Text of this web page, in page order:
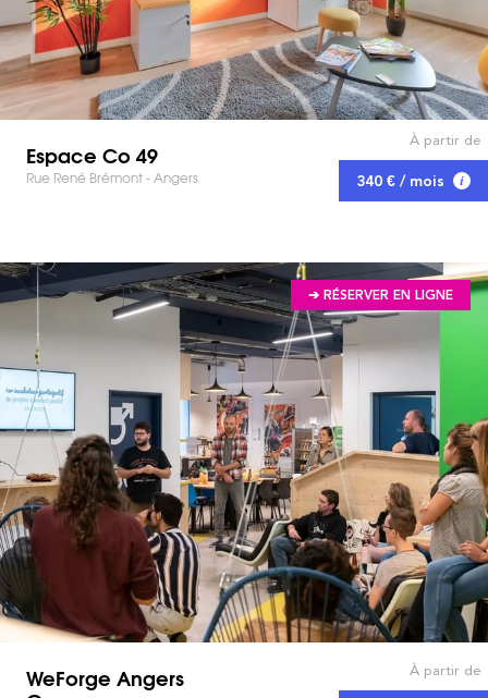
Espace Co 49
Rue René Brémont - Angers
À partir de
340 € / mois
➔ RÉSERVER EN LIGNE
WeForge Angers À partir de